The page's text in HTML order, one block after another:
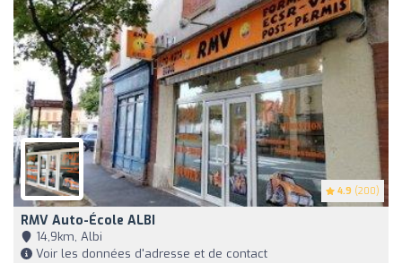
4.9 (200)
RMV Auto-École ALBI
14,9km, Albi
Voir les données d'adresse et de contact